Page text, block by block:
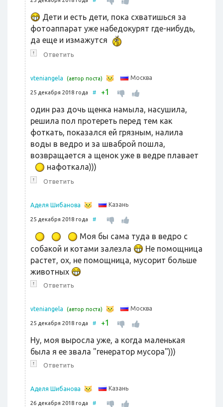
Дети и есть дети, пока схватишься за
фотоаппарат уже набедокурят где-нибудь,
да еще и измажутся
↑ Ответить
vteniangela (автор поста) Москва
25 декабря 2018 года # +1
один раз дочь щенка намыла, насушила,
решила пол протереть перед тем как
фоткать, показался ей грязным, налила
воды в ведро и за шваброй пошла,
возвращается а щенок уже в ведре плавает
нафоткала)))
↑ Ответить
Аделя Шибанова Казань
25 декабря 2018 года #
Моя бы сама туда в ведро с
собакой и котами залезла
Не помощница
растет, ох, не помощница, мусорит больше
животных
↑ Ответить
vteniangela (автор поста) Москва
25 декабря 2018 года # +1
Ну, моя выросла уже, а когда маленькая
была я ее звала "генератор мусора")))
↑ Ответить
Аделя Шибанова Казань
26 декабря 2018 года #